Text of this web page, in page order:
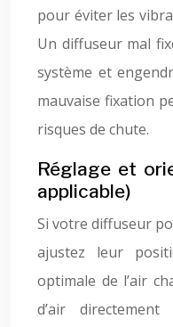
pour éviter les
Un diffuseur mal
système et
mauvaise fixation
risques de chute.
Réglage et
applicable)
Si votre diffuseur
ajustez leur
optimale de l’air
d’air